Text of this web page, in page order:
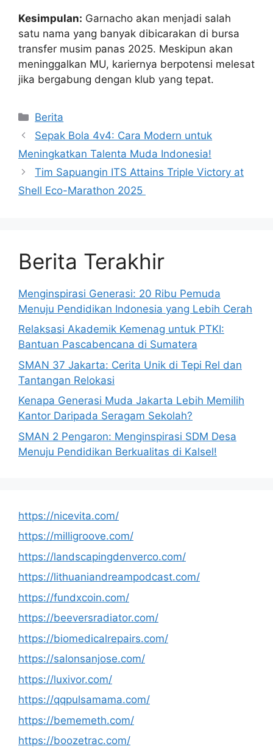
Kesimpulan: Garnacho akan menjadi salah
satu nama yang banyak dibicarakan di bursa
transfer musim panas 2025. Meskipun akan
meninggalkan MU, kariernya berpotensi melesat
jika bergabung dengan klub yang tepat.
Kategori
Berita
Sepak Bola 4v4: Cara Modern untuk
Meningkatkan Talenta Muda Indonesia!
Tim Sapuangin ITS Attains Triple Victory at
Shell Eco-Marathon 2025
Berita Terakhir
Menginspirasi Generasi: 20 Ribu Pemuda
Menuju Pendidikan Indonesia yang Lebih Cerah
Relaksasi Akademik Kemenag untuk PTKI:
Bantuan Pascabencana di Sumatera
SMAN 37 Jakarta: Cerita Unik di Tepi Rel dan
Tantangan Relokasi
Kenapa Generasi Muda Jakarta Lebih Memilih
Kantor Daripada Seragam Sekolah?
SMAN 2 Pengaron: Menginspirasi SDM Desa
Menuju Pendidikan Berkualitas di Kalsel!
https://nicevita.com/
https://milligroove.com/
https://landscapingdenverco.com/
https://lithuaniandreampodcast.com/
https://fundxcoin.com/
https://beeversradiator.com/
https://biomedicalrepairs.com/
https://salonsanjose.com/
https://luxivor.com/
https://qqpulsamama.com/
https://bememeth.com/
https://boozetrac.com/